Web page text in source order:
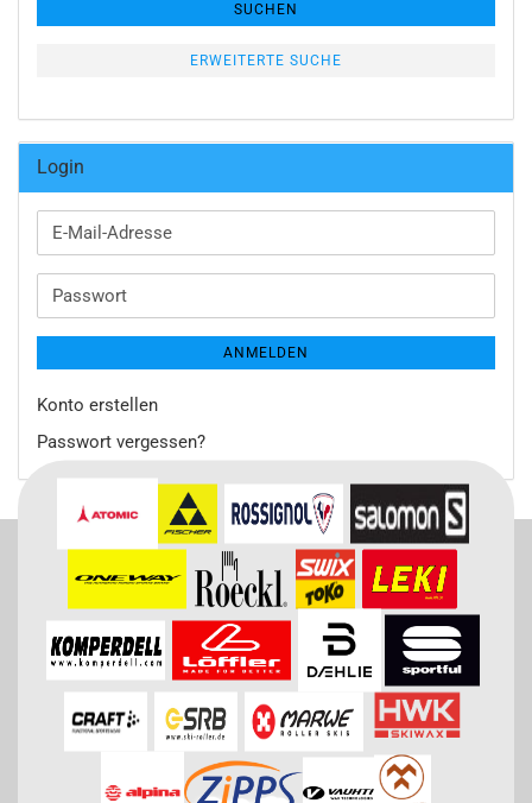
SUCHEN
ERWEITERTE SUCHE
Login
E-
Mail-
Passwort
ANMELDEN
Konto erstellen
Passwort vergessen?